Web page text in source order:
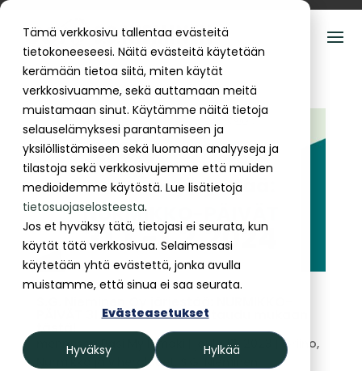
Tämä verkkosivu tallentaa evästeitä
tietokoneeseesi. Näitä evästeitä käytetään
kerämään tietoa siitä, miten käytät
verkkosivuamme, sekä auttamaan meitä
muistamaan sinut. Käytämme näitä tietoja
selauselämyksesi parantamiseen ja
yksilöllistämiseen sekä luomaan analyyseja ja
tilastoja sekä verkkosivujemme että muiden
medioidemme käytöstä. Lue lisätietoja
tietosuojaselosteesta.
Jos et hyväksy tätä, tietojasi ei seurata, kun
käytät tätä verkkosivua. Selaimessasi
käytetään yhtä evästettä, jonka avulla
muistamme, että sinua ei saa seurata.
Evästeasetukset
Hyväksy Hylkää
PÄIVÄT 31.1.-1.2.2024 Ilmoittaudu mukaan
tästä!
mennessä Pasi Myllymäki joulu 13, 2023 |Griino,
Nurmikko ja viheralueet
S.G. Nieminen